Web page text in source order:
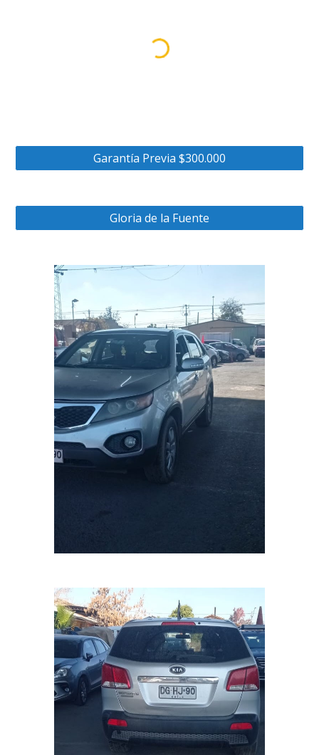
Garantía Previa $300.000
Gloria de la Fuente